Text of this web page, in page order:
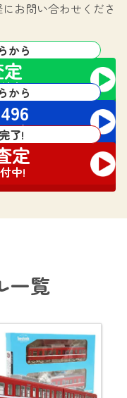
お問い合わせくださ
から
中!
から
対応
了!
定
中!
一覧